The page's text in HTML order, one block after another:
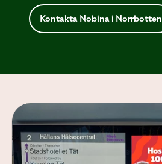
Kontakta Nobina i Norrbotten